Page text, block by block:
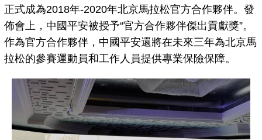
正式成為2018年-2020年北京馬拉松官方合作夥伴。發
佈會上，中國平安被授予“官方合作夥伴傑出貢獻獎”。
作為官方合作夥伴，中國平安還將在未來三年為北京馬
拉松的參賽運動員和工作人員提供專業保險保障。